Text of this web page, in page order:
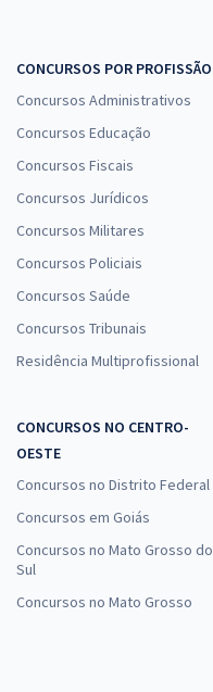
CONCURSOS POR PROFISSÃO
Concursos Administrativos
Concursos Educação
Concursos Fiscais
Concursos Jurídicos
Concursos Militares
Concursos Policiais
Concursos Saúde
Concursos Tribunais
Residência Multiprofissional
CONCURSOS NO CENTRO-
OESTE
Concursos no Distrito Federal
Concursos em Goiás
Concursos no Mato Grosso do
Sul
Concursos no Mato Grosso